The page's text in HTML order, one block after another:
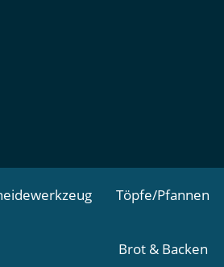
Töpfe/Pfannen
Brot & Backen